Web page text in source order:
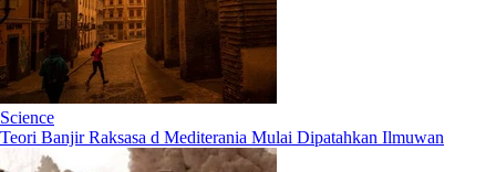
Science
Teori Banjir Raksasa d Mediterania Mulai Dipatahkan Ilmuwan